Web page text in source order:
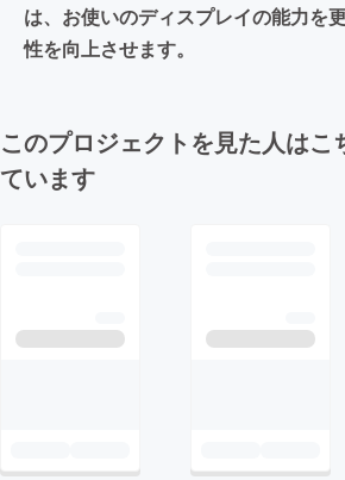
は、お使いのディスプレイの能力を
性を向上させます。
このプロジェクトを見た人はこ
ています